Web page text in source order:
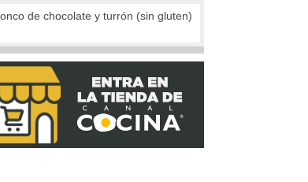
de chocolate y turrón (sin gluten)
de boletus y huevo de codorniz